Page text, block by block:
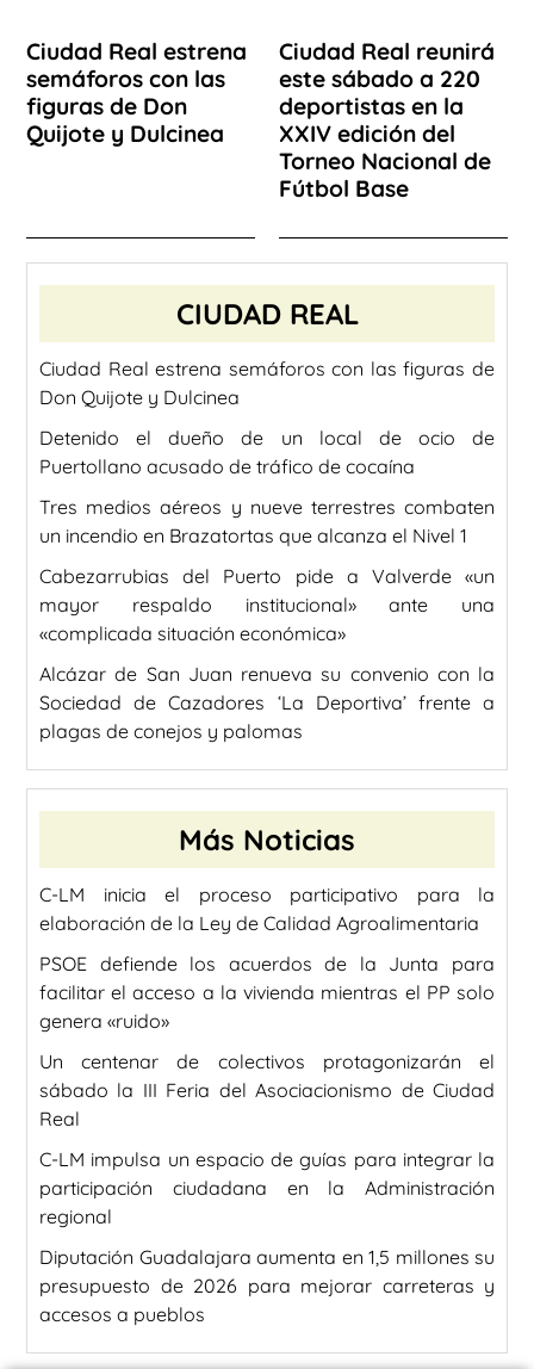
Ciudad Real estrena
semáforos con las
figuras de Don
Quijote y Dulcinea
Ciudad Real reunirá
este sábado a 220
deportistas en la
XXIV edición del
Torneo Nacional de
Fútbol Base
CIUDAD REAL
Ciudad Real estrena semáforos con las figuras de
Don Quijote y Dulcinea
Detenido el dueño de un local de ocio de
Puertollano acusado de tráfico de cocaína
Tres medios aéreos y nueve terrestres combaten
un incendio en Brazatortas que alcanza el Nivel 1
Cabezarrubias del Puerto pide a Valverde «un
mayor respaldo institucional» ante una
«complicada situación económica»
Alcázar de San Juan renueva su convenio con la
Sociedad de Cazadores ‘La Deportiva’ frente a
plagas de conejos y palomas
Más Noticias
C-LM inicia el proceso participativo para la
elaboración de la Ley de Calidad Agroalimentaria
PSOE defiende los acuerdos de la Junta para
facilitar el acceso a la vivienda mientras el PP solo
genera «ruido»
Un centenar de colectivos protagonizarán el
sábado la III Feria del Asociacionismo de Ciudad
Real
C-LM impulsa un espacio de guías para integrar la
participación ciudadana en la Administración
regional
Diputación Guadalajara aumenta en 1,5 millones su
presupuesto de 2026 para mejorar carreteras y
accesos a pueblos